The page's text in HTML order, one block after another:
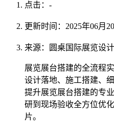
点击： -
更新时间：2025年06月
来源：圆桌国际展览设
展览展台搭建的全流程
设计落地、施工搭建、
提升展览展台搭建的专
研到现场验收全方位优
片。